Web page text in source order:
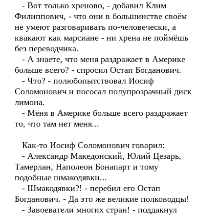
- Вот только хреново, - добавил Клим
Филиппович, - что они в большинстве своём
не умеют разговаривать по-человечески, а
квакают как марсиане - ни хрена не поймёшь
без переводчика.
- А знаете, что меня раздражает в Америке
больше всего? - спросил Остап Богданович.
- Что? - полюбопытствовал Иосиф
Соломонович и пососал полупрозрачный диск
лимона.
- Меня в Америке больше всего раздражает
то, что там нет меня...
Как-то Иосиф Соломонович говорил:
- Александр Македонский, Юлий Цезарь,
Тамерлан, Наполеон Бонапарт и тому
подобные шмакодявки...
- Шмакодявки?! - перебил его Остап
Богданович. - Да это же великие полководцы!
- Завоеватели многих стран! - поддакнул